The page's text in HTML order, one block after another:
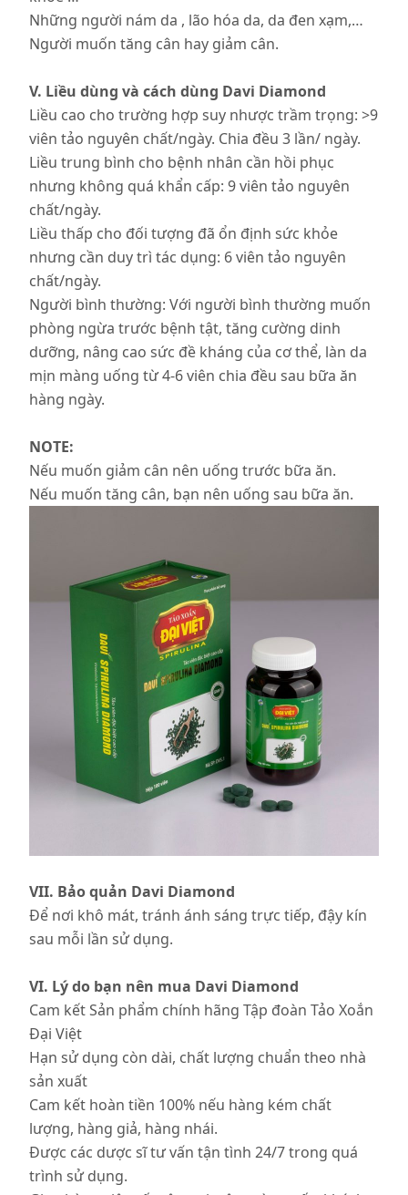
Những người nám da , lão hóa da, da đen xạm,…
Người muốn tăng cân hay giảm cân.
V. Liều dùng và cách dùng Davi Diamond
Liều cao cho trường hợp suy nhược trầm trọng: >9
viên tảo nguyên chất/ngày. Chia đều 3 lần/ ngày.
Liều trung bình cho bệnh nhân cần hồi phục
nhưng không quá khẩn cấp: 9 viên tảo nguyên
chất/ngày.
Liều thấp cho đối tượng đã ổn định sức khỏe
nhưng cần duy trì tác dụng: 6 viên tảo nguyên
chất/ngày.
Người bình thường: Với người bình thường muốn
phòng ngừa trước bệnh tật, tăng cường dinh
dưỡng, nâng cao sức đề kháng của cơ thể, làn da
mịn màng uống từ 4-6 viên chia đều sau bữa ăn
hàng ngày.
NOTE:
Nếu muốn giảm cân nên uống trước bữa ăn.
Nếu muốn tăng cân, bạn nên uống sau bữa ăn.
VII. Bảo quản Davi Diamond
Để nơi khô mát, tránh ánh sáng trực tiếp, đậy kín
sau mỗi lần sử dụng.
VI. Lý do bạn nên mua Davi Diamond
Cam kết Sản phẩm chính hãng Tập đoàn Tảo Xoắn
Đại Việt
Hạn sử dụng còn dài, chất lượng chuẩn theo nhà
sản xuất
Cam kết hoàn tiền 100% nếu hàng kém chất
lượng, hàng giả, hàng nhái.
Được các dược sĩ tư vấn tận tình 24/7 trong quá
trình sử dụng.